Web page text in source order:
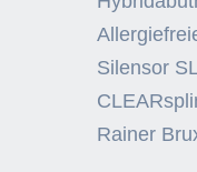
Silensor
Rainer